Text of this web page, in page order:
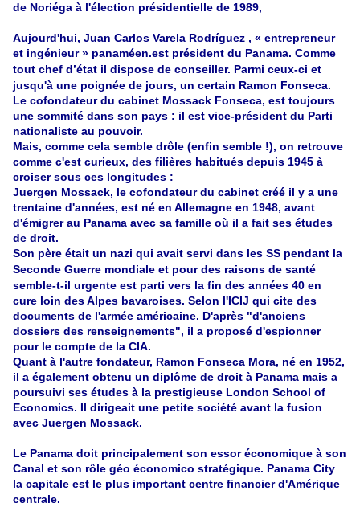
de Noriéga à l'élection présidentielle de 1989,
Aujourd'hui, Juan Carlos Varela Rodríguez , « entrepreneur
et ingénieur » panaméen.est président du Panama. Comme
tout chef d’état il dispose de conseiller. Parmi ceux-ci et
jusqu'à une poignée de jours, un certain Ramon Fonseca.
Le cofondateur du cabinet Mossack Fonseca, est toujours
une sommité dans son pays : il est vice-président du Parti
nationaliste au pouvoir.
Mais, comme cela semble drôle (enfin semble !), on retrouve
comme c'est curieux, des filières habitués depuis 1945 à
croiser sous ces longitudes :
Juergen Mossack, le cofondateur du cabinet créé il y a une
trentaine d'années, est né en Allemagne en 1948, avant
d'émigrer au Panama avec sa famille où il a fait ses études
de droit.
Son père était un nazi qui avait servi dans les SS pendant la
Seconde Guerre mondiale et pour des raisons de santé
semble-t-il urgente est parti vers la fin des années 40 en
cure loin des Alpes bavaroises. Selon l'ICIJ qui cite des
documents de l'armée américaine. D'après "d'anciens
dossiers des renseignements", il a proposé d'espionner
pour le compte de la CIA.
Quant à l'autre fondateur, Ramon Fonseca Mora, né en 1952,
il a également obtenu un diplôme de droit à Panama mais a
poursuivi ses études à la prestigieuse London School of
Economics. Il dirigeait une petite société avant la fusion
avec Juergen Mossack.
Le Panama doit principalement son essor économique à son
Canal et son rôle géo économico stratégique. Panama City
la capitale est le plus important centre financier d'Amérique
centrale.